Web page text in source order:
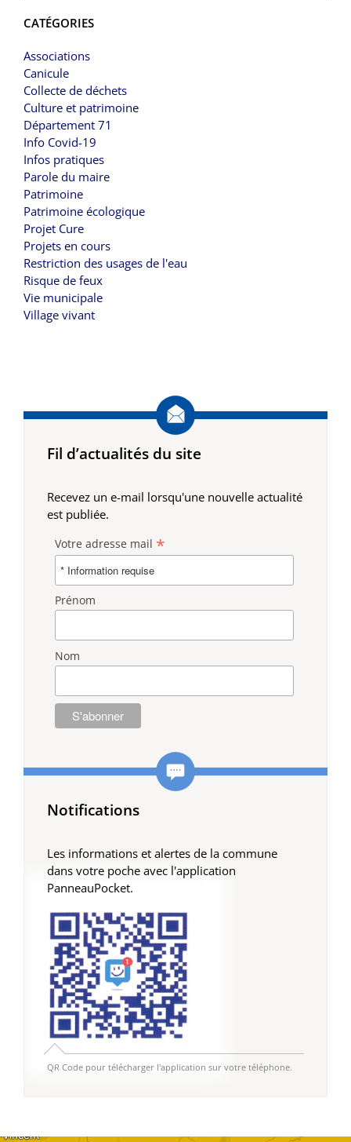
CATÉGORIES
Associations
Canicule
Collecte de déchets
Culture et patrimoine
Département 71
Info Covid-19
Infos pratiques
Parole du maire
Patrimoine
Patrimoine écologique
Projet Cure
Projets en cours
Restriction des usages de l'eau
Risque de feux
Vie municipale
Village vivant
Fil d’actualités du site
Recevez un e-mail lorsqu'une nouvelle actualité
est publiée.
Votre adresse mail *
Prénom
Nom
Notifications
Les informations et alertes de la commune
dans votre poche avec l'application
PanneauPocket.
QR Code pour télécharger l'application sur votre téléphone.